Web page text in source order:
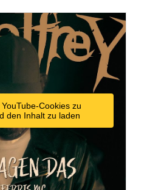
Cookies zu
den Inhalt zu laden